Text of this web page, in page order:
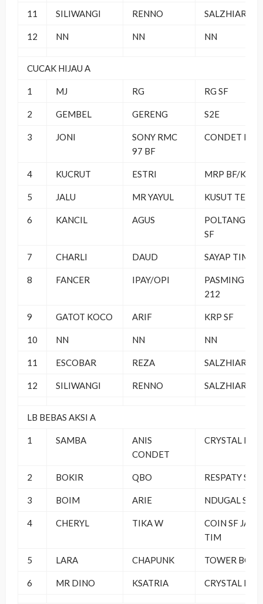
11 SILIWANGI RENNO SALZHIAR SF
12 NN NN NN
CUCAK HIJAU A
1 MJ RG RG SF
2 GEMBEL GERENG S2E
3 JONI
SONY RMC
97 BF
CONDET BC
4 KUCRUT ESTRI MRP BF/KMJ
5 JALU MR YAYUL KUSUT TEAM
6 KANCIL AGUS
POLTANGAN
SF
7 CHARLI DAUD SAYAP TIMUR
8 FANCER IPAY/OPI
PASMING
212
9 GATOT KOCO ARIF KRP SF
10 NN NN NN
11 ESCOBAR REZA SALZHIAR SF
12 SILIWANGI RENNO SALZHIAR SF
LB BEBAS AKSI A
1 SAMBA
ANIS
CONDET
CRYSTAL BC
2 BOKIR QBO RESPATY SF
3 BOIM ARIE NDUGAL SF
4 CHERYL TIKA W
COIN SF JAK
TIM
5 LARA CHAPUNK TOWER BC
6 MR DINO KSATRIA CRYSTAL BC